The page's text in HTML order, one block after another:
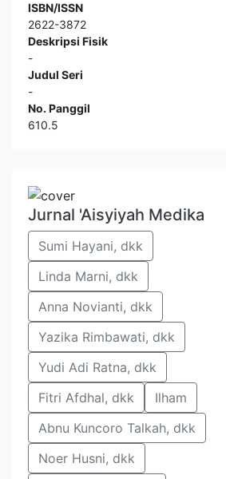
ISBN/ISSN
2622-3872
Deskripsi Fisik
-
Judul Seri
-
No. Panggil
610.5
Jurnal 'Aisyiyah Medika
Sumi Hayani, dkk
Linda Marni, dkk
Anna Novianti, dkk
Yazika Rimbawati, dkk
Yudi Adi Ratna, dkk
Fitri Afdhal, dkk
Ilham
Abnu Kuncoro Talkah, dkk
Noer Husni, dkk